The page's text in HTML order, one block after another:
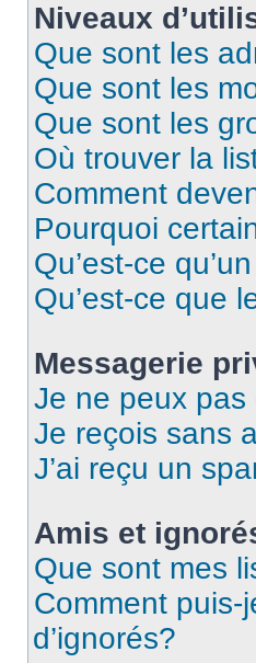
Niveaux
Que sont les
Que sont les
Que sont les
Où trouver la
Comment
Pourquoi
Qu’est-ce
Qu’est-ce que
Messagerie
Je ne peux
Je reçois sans
J’ai reçu un
Amis et
Que sont mes
Comment puis-
d’ignorés?